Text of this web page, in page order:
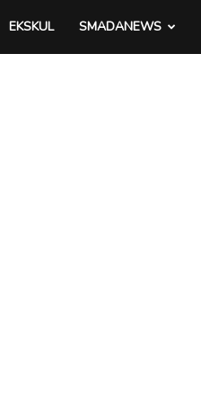
EKSKUL SMADANEWS